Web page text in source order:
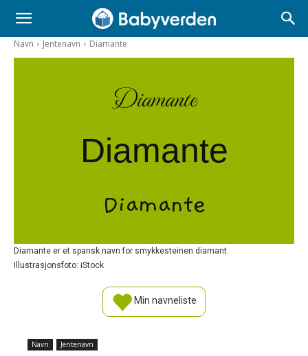
Navn Jentenavn Diamante
Diamante
Diamante
Diamante
Diamante er et spansk navn for smykkesteinen diamant.
Illustrasjonsfoto: iStock
Min navneliste
Navn Jentenavn